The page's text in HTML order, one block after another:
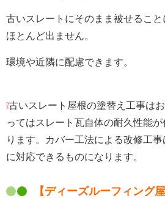
古いスレートにそのまま被せるこ
ほとんど出ません。
環境や近隣に配慮できます。
❕古いスレート屋根の塗替え工事は
ってはスレート瓦自体の耐久性能
ります。カバー工法による改修工
に対応できるものになります。
【ディーズルーフィング